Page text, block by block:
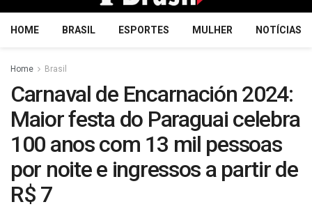
HOME BRASIL ESPORTES MULHER NOTÍCIAS
Home Brasil
Carnaval de Encarnación 2024:
Maior festa do Paraguai celebra
100 anos com 13 mil pessoas
por noite e ingressos a partir de
R$ 7